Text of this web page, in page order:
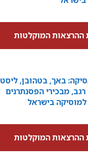
ההרצאות המוקלטות
באך, בטהובן, ליסט
רגב, מבכירי הפסנתרנים
למוסיקה בישראל
ההרצאות המוקלטות